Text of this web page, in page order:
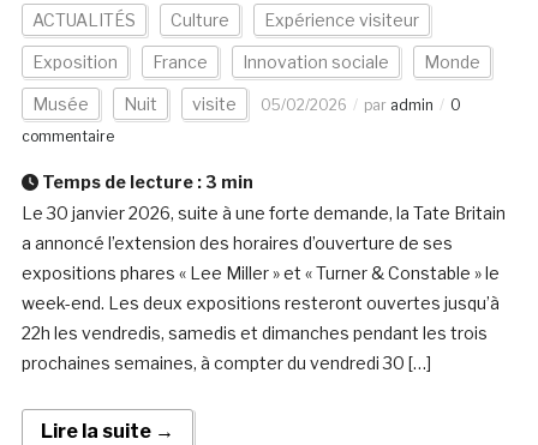
ACTUALITÉS Culture Expérience visiteur
Exposition France Innovation sociale Monde
Musée Nuit visite 05/02/2026 par admin
0
commentaire
Temps de lecture : 3 min
Le 30 janvier 2026, suite à une forte demande, la Tate Britain
a annoncé l’extension des horaires d’ouverture de ses
expositions phares « Lee Miller » et « Turner & Constable » le
week-end. Les deux expositions resteront ouvertes jusqu’à
22h les vendredis, samedis et dimanches pendant les trois
prochaines semaines, à compter du vendredi 30 […]
Lire la suite →